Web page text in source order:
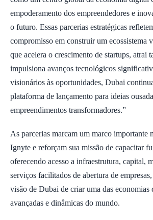
empoderamento dos empreendedores e
o futuro. Essas parcerias estratégicas
compromisso em construir um ecossistema
que acelera o crescimento de startups, atrai
impulsiona avanços tecnológicos
visionários às oportunidades, Dubai
plataforma de lançamento para ideias
empreendimentos transformadores.”
As parcerias marcam um marco importante
Ignyte e reforçam sua missão de capacitar
oferecendo acesso a infraestrutura, capital,
serviços facilitados de abertura de
visão de Dubai de criar uma das economias
avançadas e dinâmicas do mundo.